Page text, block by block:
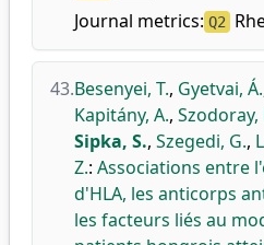
Journal metrics: Q2
43.Besenyei, T., Gyetvai, Á.
Kapitány, A., Szodoray,
Sipka, S., Szegedi, G.,
Z.: Associations entre
d'HLA, les anticorps
les facteurs liés au